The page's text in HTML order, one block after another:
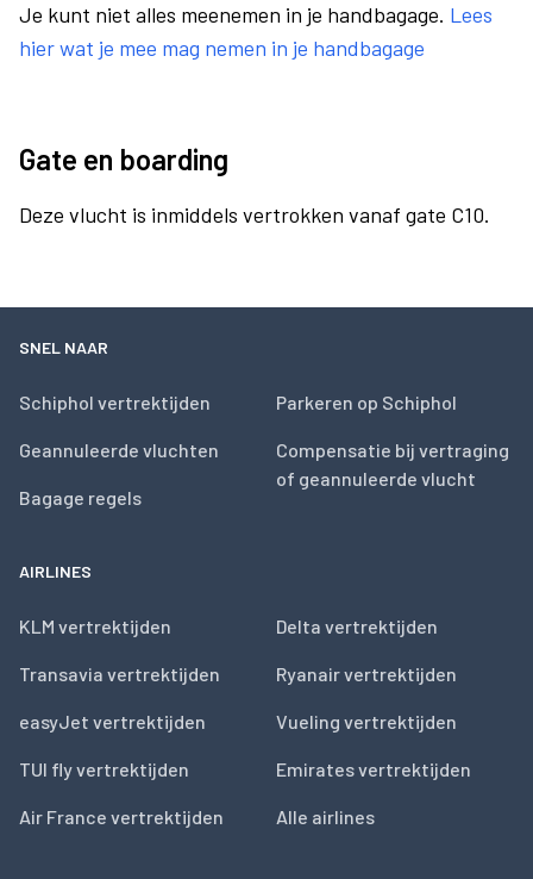
Je kunt niet alles meenemen in je handbagage. Lees
hier wat je mee mag nemen in je handbagage
Gate en boarding
Deze vlucht is inmiddels vertrokken vanaf gate C10.
SNEL NAAR
Schiphol vertrektijden
Geannuleerde vluchten
Bagage regels
Parkeren op Schiphol
Compensatie bij vertraging
of geannuleerde vlucht
AIRLINES
KLM vertrektijden
Transavia vertrektijden
easyJet vertrektijden
TUI fly vertrektijden
Air France vertrektijden
Delta vertrektijden
Ryanair vertrektijden
Vueling vertrektijden
Emirates vertrektijden
Alle airlines